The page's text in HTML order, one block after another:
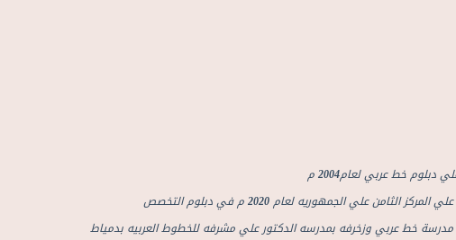
دبلوم خط عربي لعام2004 م
الثامن علي الجمهوريه لعام 2020 م في دبلوم التخصص
مدرسة خط عربي وزخرفه بمدرسه الدكتور علي مشرفه للخطوط العربيه بدمياط